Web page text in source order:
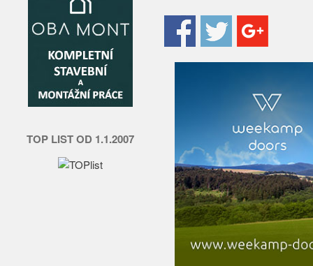
TOP LIST OD 1.1.2007